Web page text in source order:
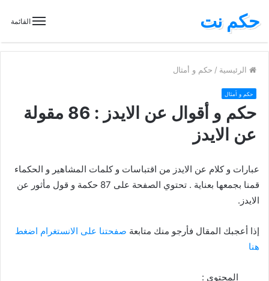
القائمة حكم نت
الرئيسية / حكم و أمثال
حكم و أمثال
حكم و أقوال عن الايدز : 86 مقولة
عن الايدز
عبارات و كلام عن الايدز من اقتباسات و كلمات المشاهير و الحكماء
قمنا بجمعها بعناية . تحتوي الصفحة على 87 حكمة و قول مأثور عن
الايدز.
إذا أعجبك المقال فأرجو منك متابعة صفحتنا على الانستغرام اضغط
هنا
المحتوى :